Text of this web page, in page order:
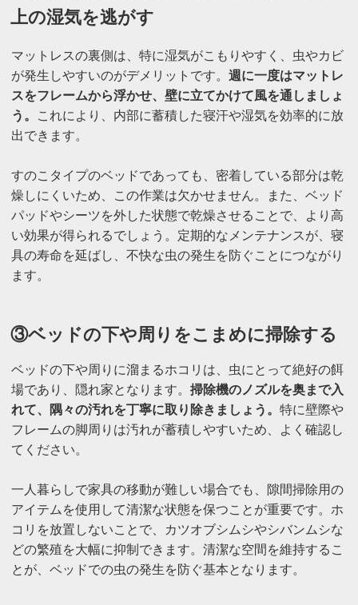
上の湿気を逃がす
マットレスの裏側は、特に湿気がこもりやすく、虫やカビ
が発生しやすいのがデメリットです。 週に一度はマットレ
スをフレームから浮かせ、壁に立てかけて風を通しましょ
う。
これにより、内部に蓄積した寝汗や湿気を効率的に放
出できます。
すのこタイプのベッドであっても、密着している部分は乾
燥しにくいため、この作業は欠かせません。また、ベッド
パッドやシーツを外した状態で乾燥させることで、より高
い効果が得られるでしょう。定期的なメンテナンスが、寝
具の寿命を延ばし、不快な虫の発生を防ぐことにつながり
ます。
③ベッドの下や周りをこまめに掃除する
ベッドの下や周りに溜まるホコリは、虫にとって絶好の餌
場であり、隠れ家となります。 掃除機のノズルを奥まで入
れて、隅々の汚れを丁寧に取り除きましょう。 特に壁際や
フレームの脚周りは汚れが蓄積しやすいため、よく確認し
てください。
一人暮らしで家具の移動が難しい場合でも、隙間掃除用の
アイテムを使用して清潔な状態を保つことが重要です。ホ
コリを放置しないことで、カツオブシムシやシバンムシな
どの繁殖を大幅に抑制できます。清潔な空間を維持するこ
とが、ベッドでの虫の発生を防ぐ基本となります。